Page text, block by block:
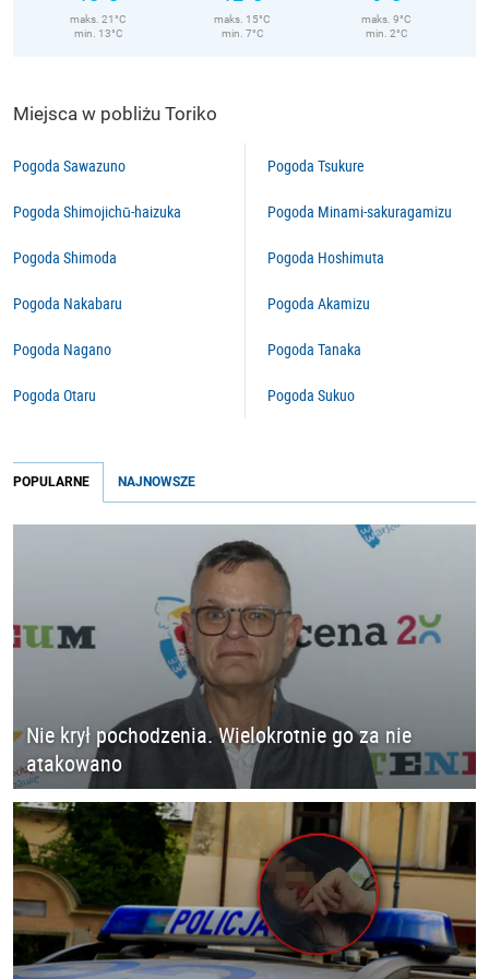
maks. 21°C
min. 13°C
maks. 15°C
min. 7°C
maks. 9°C
min. 2°C
Miejsca w pobliżu Toriko
Pogoda Sawazuno
Pogoda Shimojichū-haizuka
Pogoda Shimoda
Pogoda Nakabaru
Pogoda Nagano
Pogoda Otaru
Pogoda Tsukure
Pogoda Minami-sakuragamizu
Pogoda Hoshimuta
Pogoda Akamizu
Pogoda Tanaka
Pogoda Sukuo
POPULARNE NAJNOWSZE
Nie krył pochodzenia. Wielokrotnie go za nie
atakowano